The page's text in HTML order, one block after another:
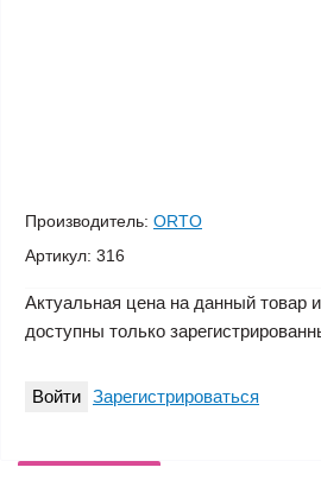
Производитель: ORTO
Артикул: 316
Актуальная цена на данный товар
доступны только
Войти Зарегистрироваться